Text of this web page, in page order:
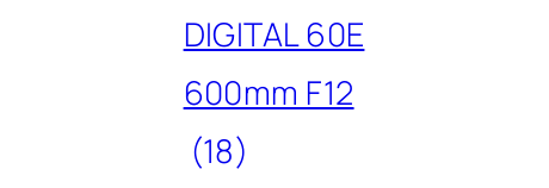
DIGITAL 60E
600mm F12
(18)